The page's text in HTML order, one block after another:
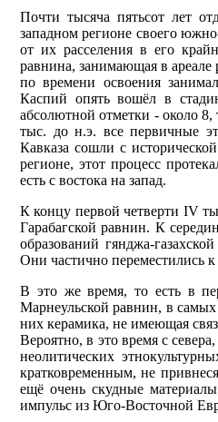
Почти тысяча пятьсот лет
западном регионе своего
от их расселения в его
равнина, занимающая в ареале
по времени освоения
Каспий опять вошёл в
абсолютной отметки - около
тыс. до н.э. все первичные
Кавказа сошли с
регионе, этот процесс
есть с востока на запад.
К концу первой четверти IV
Гарабагской равнин. К
образований гянджа-
Они частично переместились
В это же время, то есть в
Марнеульской равнин, в самых
них керамика, не имеющая
Вероятно, в это время с
неолитических
кратковременным, не
ещё очень скудные
импульс из Юго-Восточной